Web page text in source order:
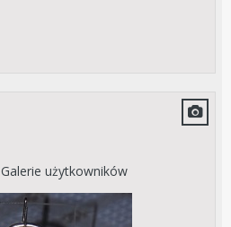
Galerie użytkowników